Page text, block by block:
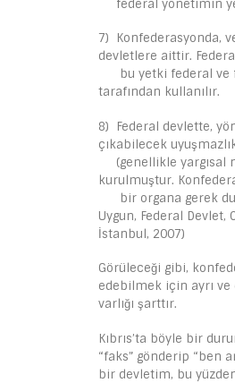
federal yönetimin
7) Konfederasyonda,
devletlere aittir.
bu yetki federal ve
tarafından kullanılır.
8) Federal devlette,
çıkabilecek
(genellikle yargısal
kurulmuştur.
bir organa gerek
Uygun, Federal Devlet,
İstanbul, 2007)
Görüleceği gibi,
edebilmek için ayrı
varlığı şarttır.
Kıbrıs’ta böyle bir
“faks” gönderip “ben
bir devletim, bu